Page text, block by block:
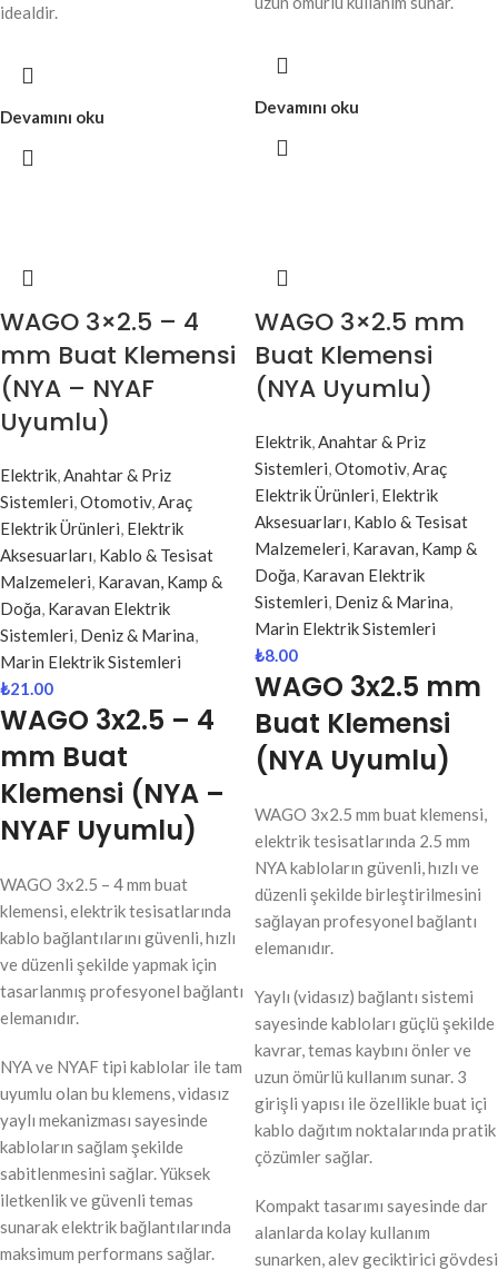
idealdir.
Devamını oku Devamını oku
WAGO 3×2.5 – 4
mm Buat Klemensi
(NYA – NYAF
Uyumlu)
Elektrik,Anahtar & Priz
Sistemleri,Otomotiv,Araç
Elektrik Ürünleri, Elektrik
Aksesuarları, Kablo & Tesisat
Malzemeleri, Karavan, Kamp &
Doğa, Karavan Elektrik
Sistemleri, Deniz & Marina,
Marin Elektrik Sistemleri
₺21.00
WAGO 3x2.5 – 4
mm Buat
Klemensi (NYA –
NYAF Uyumlu)
WAGO 3x2.5 – 4 mm buat
klemensi, elektrik tesisatlarında
kablo bağlantılarını güvenli, hızlı
ve düzenli şekilde yapmak için
tasarlanmış profesyonel bağlantı
elemanıdır.
NYA ve NYAF tipi kablolar ile tam
uyumlu olan bu klemens, vidasız
yaylı mekanizması sayesinde
kabloların sağlam şekilde
sabitlenmesini sağlar. Yüksek
iletkenlik ve güvenli temas
sunarak elektrik bağlantılarında
maksimum performans sağlar.
WAGO 3×2.5 mm
Buat Klemensi
(NYA Uyumlu)
Elektrik,Anahtar & Priz
Sistemleri,Otomotiv,Araç
Elektrik Ürünleri, Elektrik
Aksesuarları, Kablo & Tesisat
Malzemeleri, Karavan, Kamp &
Doğa, Karavan Elektrik
Sistemleri, Deniz & Marina,
Marin Elektrik Sistemleri
₺8.00
WAGO 3x2.5 mm
Buat Klemensi
(NYA Uyumlu)
WAGO 3x2.5 mm buat klemensi,
elektrik tesisatlarında 2.5 mm
NYA kabloların güvenli, hızlı ve
düzenli şekilde birleştirilmesini
sağlayan profesyonel bağlantı
elemanıdır.
Yaylı (vidasız) bağlantı sistemi
sayesinde kabloları güçlü şekilde
kavrar, temas kaybını önler ve
uzun ömürlü kullanım sunar. 3
girişli yapısı ile özellikle buat içi
kablo dağıtım noktalarında pratik
çözümler sağlar.
Kompakt tasarımı sayesinde dar
alanlarda kolay kullanım
sunarken, alev geciktirici gövdesi